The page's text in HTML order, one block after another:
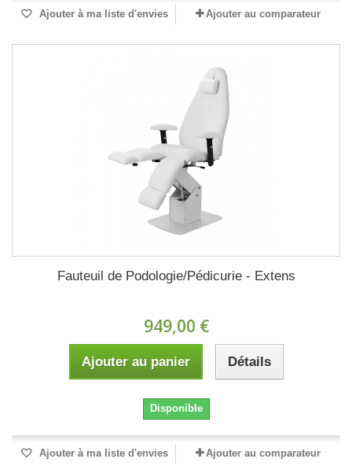
Ajouter à ma liste d'envies Ajouter au comparateur
Fauteuil de Podologie/Pédicurie - Extens
949,00 €
Ajouter au panier Détails
Disponible
Ajouter à ma liste d'envies Ajouter au comparateur